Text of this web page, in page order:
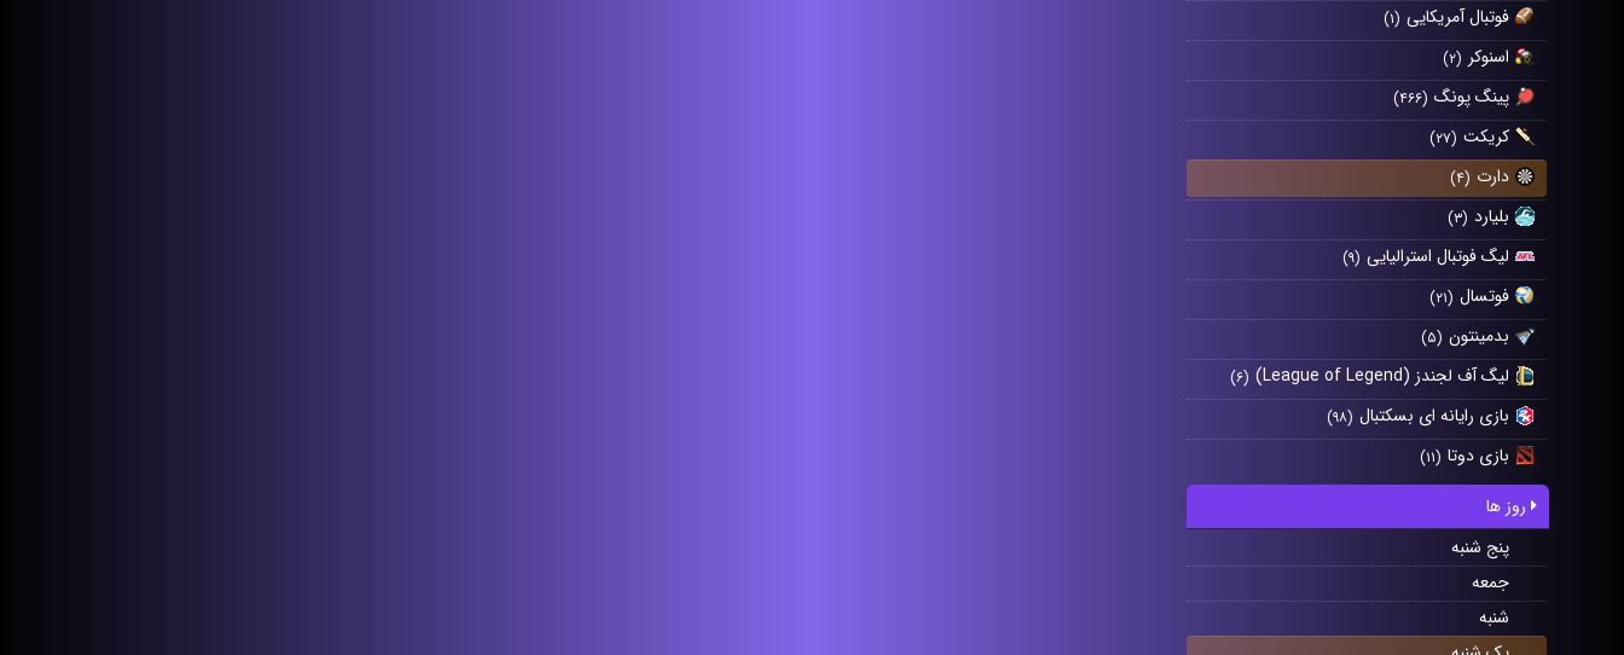
فوتبال آمریکایی (۱)
اسنوکر (۲)
پینگ پونگ (۴۶۶)
کریکت (۲۷)
دارت (۴)
بلیارد (۳)
لیگ فوتبال استرالیایی (۹)
فوتسال (۲۱)
بدمینتون (۵)
لیگ آف لجندز (League of Legend) (۶)
بازی رایانه ای بسکتبال (۹۸)
بازی دوتا (۱۱)
روز ها
پنج شنبه
جمعه
شنبه